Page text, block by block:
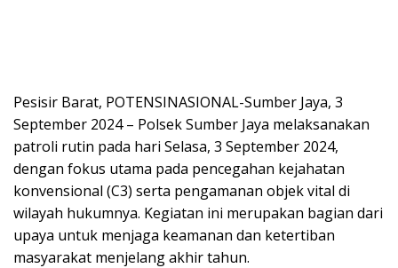
Pesisir Barat, POTENSINASIONAL-Sumber Jaya, 3
September 2024 – Polsek Sumber Jaya melaksanakan
patroli rutin pada hari Selasa, 3 September 2024,
dengan fokus utama pada pencegahan kejahatan
konvensional (C3) serta pengamanan objek vital di
wilayah hukumnya. Kegiatan ini merupakan bagian dari
upaya untuk menjaga keamanan dan ketertiban
masyarakat menjelang akhir tahun.